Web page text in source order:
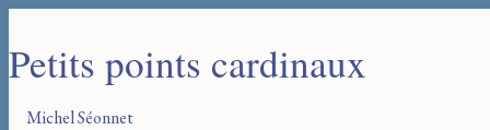
Petits points cardinaux
Michel Séonnet